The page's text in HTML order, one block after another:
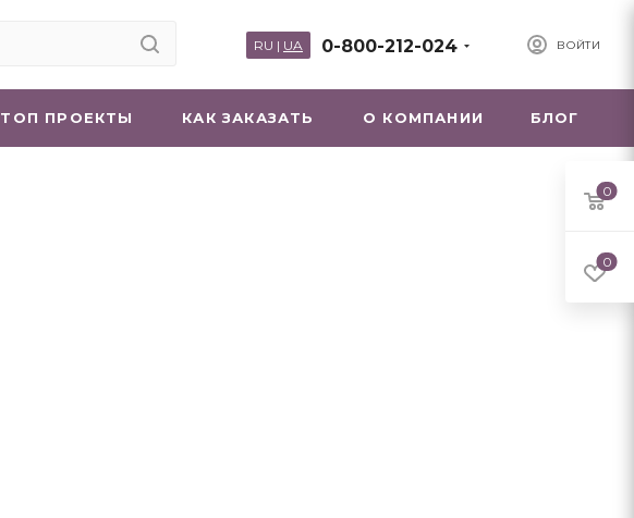
ВОЙТИ
0-800-212-024
RU | UA
ТОП ПРОЕКТЫ КАК ЗАКАЗАТЬ О КОМПАНИИ БЛОГ
0
0